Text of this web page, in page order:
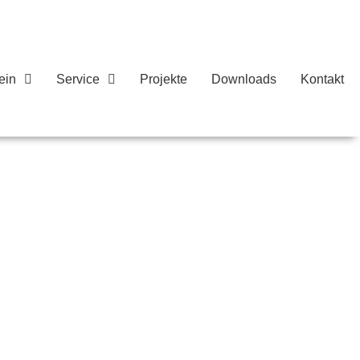
Service Projekte Downloads Kontakt